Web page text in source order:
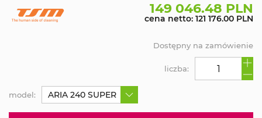
149 046.48 PLN
cena netto: 121 176.00 PLN
liczba:
Dostępny na zamówienie
model: ARIA 240 SUPER